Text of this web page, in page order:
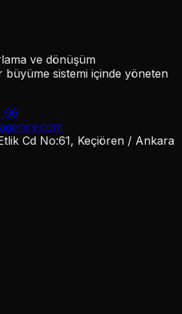
ve dönüşüm
sistemi içinde yöneten
66
Cd No:61, Keçiören / Ankara